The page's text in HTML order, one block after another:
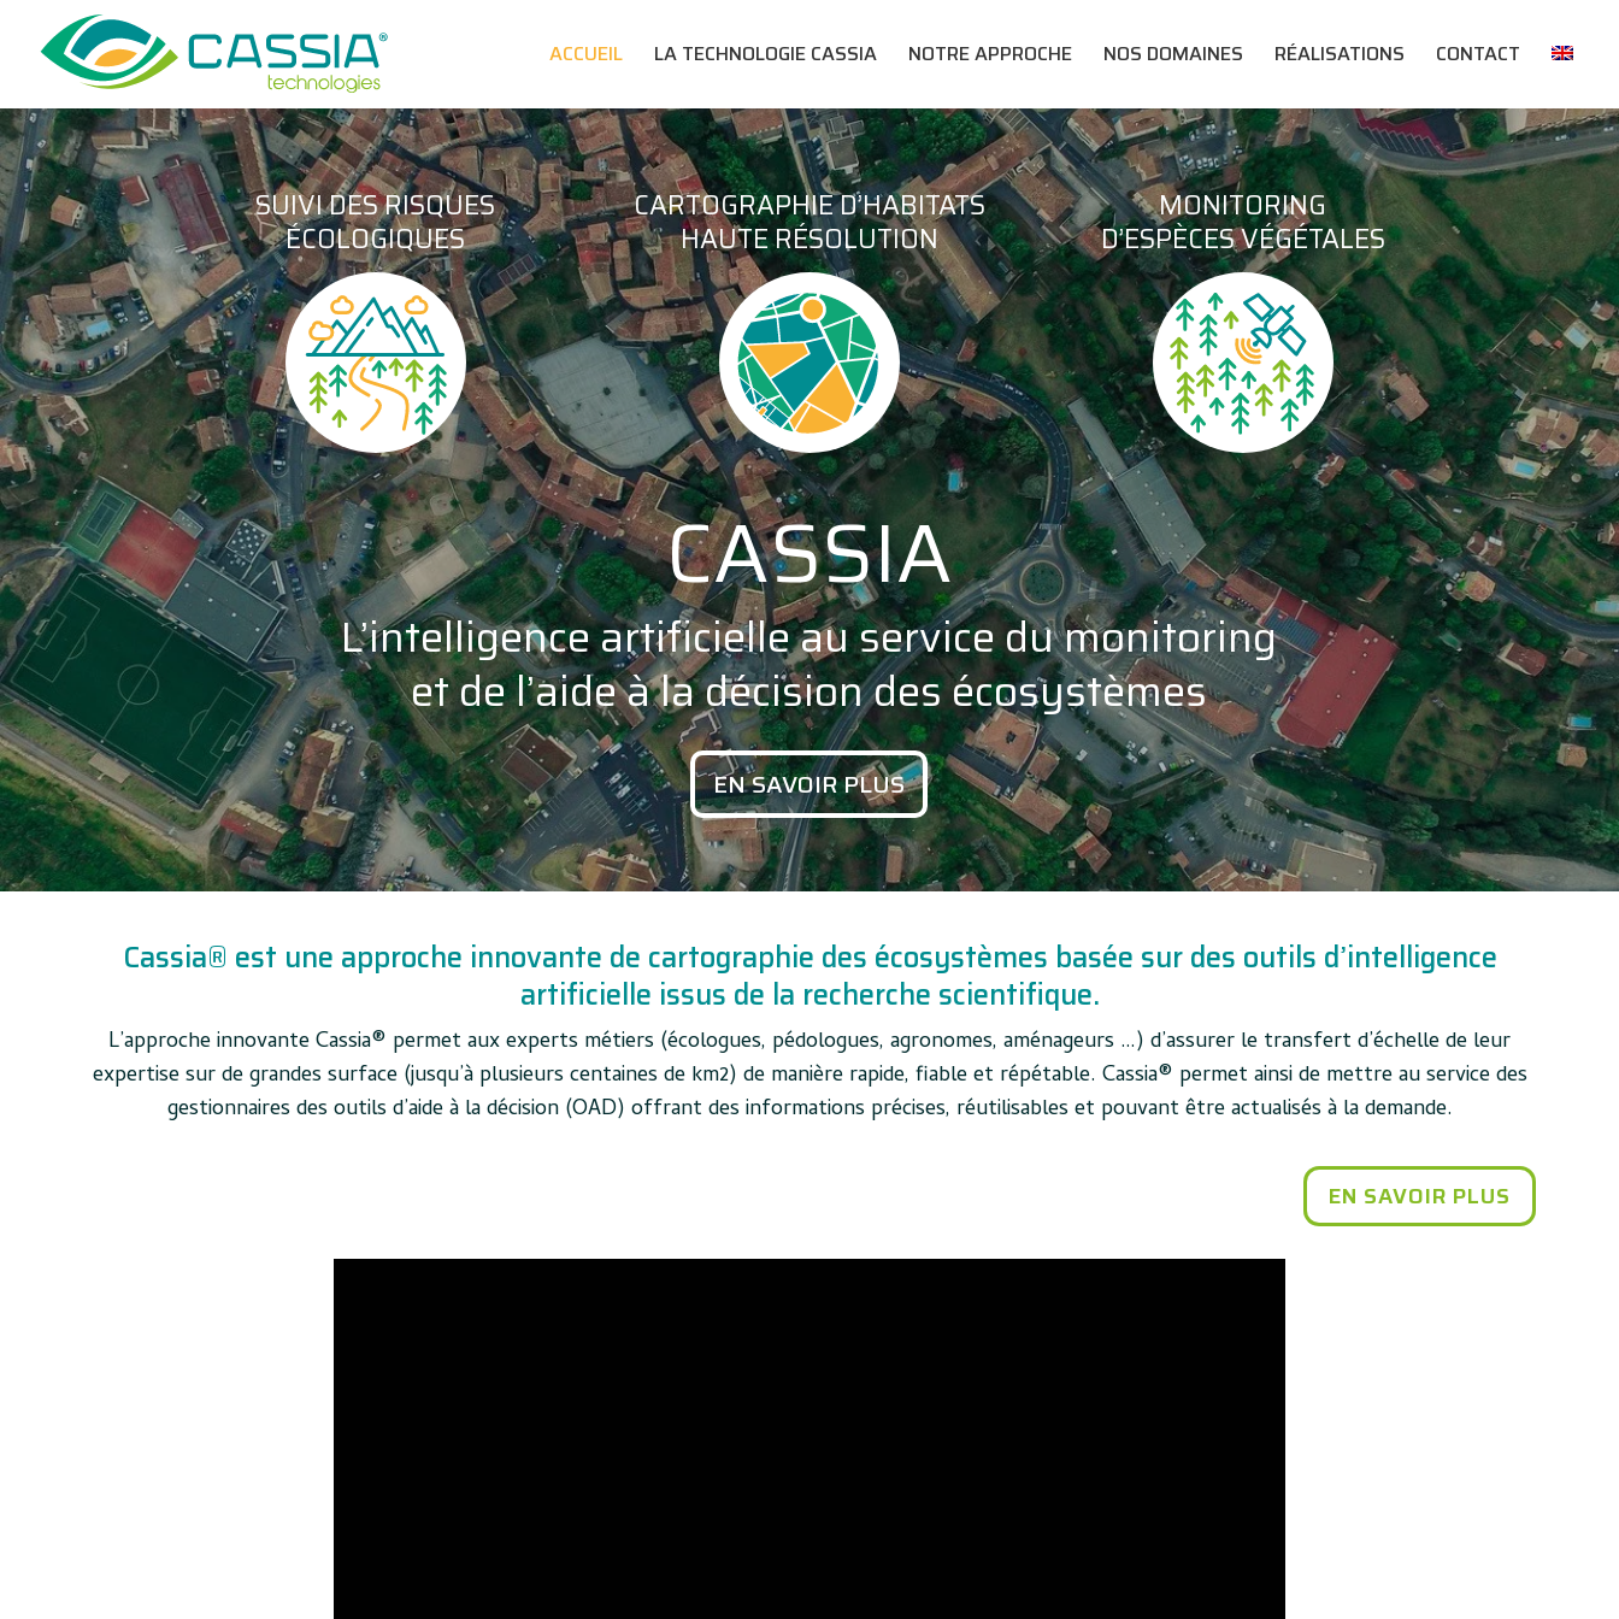
ACCUEIL LA TECHNOLOGIE CASSIA NOTRE APPROCHE NOS DOMAINES RÉALISATIONS CONTACT
CASSIA
L’intelligence artificielle au service du monitoring
et de l’aide à la décision des écosystèmes
CARTOGRAPHIE D’HABITATS
HAUTE RÉSOLUTION
SUIVI DES RISQUES
ÉCOLOGIQUES
MONITORING
D’ESPÈCES VÉGÉTALES
EN SAVOIR PLUS
Cassia® est une approche innovante de cartographie des écosystèmes basée sur des outils d’intelligence
artificielle issus de la recherche scientifique.
L’approche innovante Cassia® permet aux experts métiers (écologues, pédologues, agronomes, aménageurs …) d’assurer le transfert d’échelle de leur
expertise sur de grandes surface (jusqu’à plusieurs centaines de km2) de manière rapide, fiable et répétable. Cassia® permet ainsi de mettre au service des
gestionnaires des outils d’aide à la décision (OAD) offrant des informations précises, réutilisables et pouvant être actualisés à la demande.
EN SAVOIR PLUS